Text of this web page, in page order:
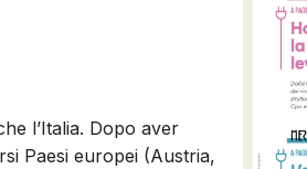
l’Italia. Dopo aver
Paesi europei (Austria,